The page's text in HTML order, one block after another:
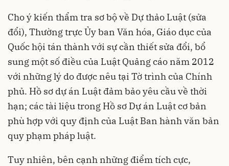
Cho ý kiến thẩm tra sơ bộ về Dự thảo Luật (sửa
đổi), Thường trực Ủy ban Văn hóa, Giáo dục của
Quốc hội tán thành với sự cần thiết sửa đổi, bổ
sung một số điều của Luật Quảng cáo năm 2012
với những lý do được nêu tại Tờ trình của Chính
phủ. Hồ sơ dự án Luật đảm bảo yêu cầu về thời
hạn; các tài liệu trong Hồ sơ Dự án Luật cơ bản
phù hợp với quy định của Luật Ban hành văn bản
quy phạm pháp luật.
Tuy nhiên, bên cạnh những điểm tích cực,